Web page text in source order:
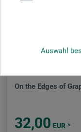
Auswahl
On the Edges of
32,00 EUR *